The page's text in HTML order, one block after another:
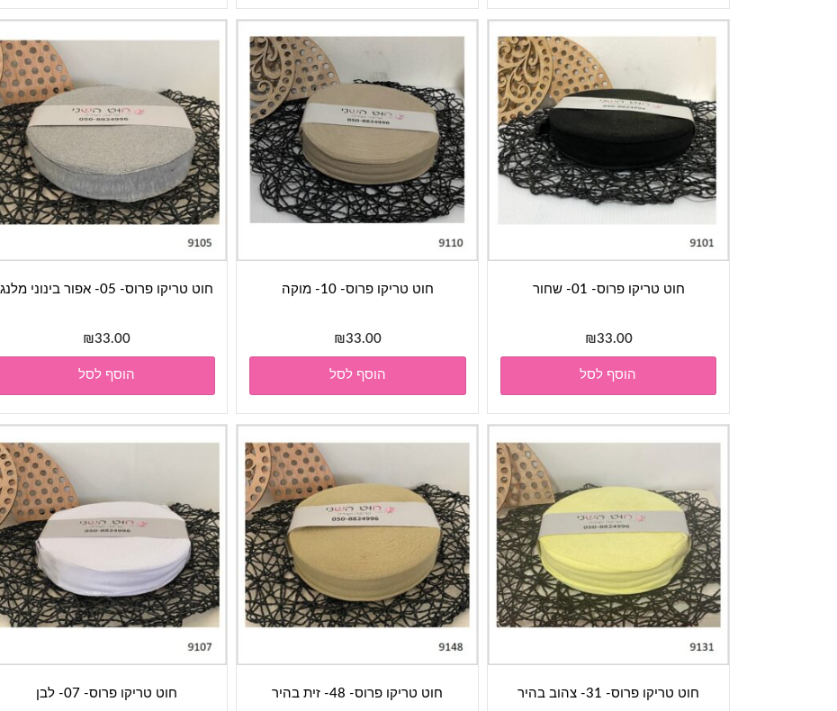
חוט טריקו פרוס- 05- אפור בינוני מלנג
₪33.00
הוסף לסל
חוט טריקו פרוס- 10- מוקה
₪33.00
הוסף לסל
חוט טריקו פרוס- 01- שחור
₪33.00
הוסף לסל
חוט טריקו פרוס- 07- לבן חוט טריקו פרוס- 48- זית בהיר חוט טריקו פרוס- 31- צהוב בהיר